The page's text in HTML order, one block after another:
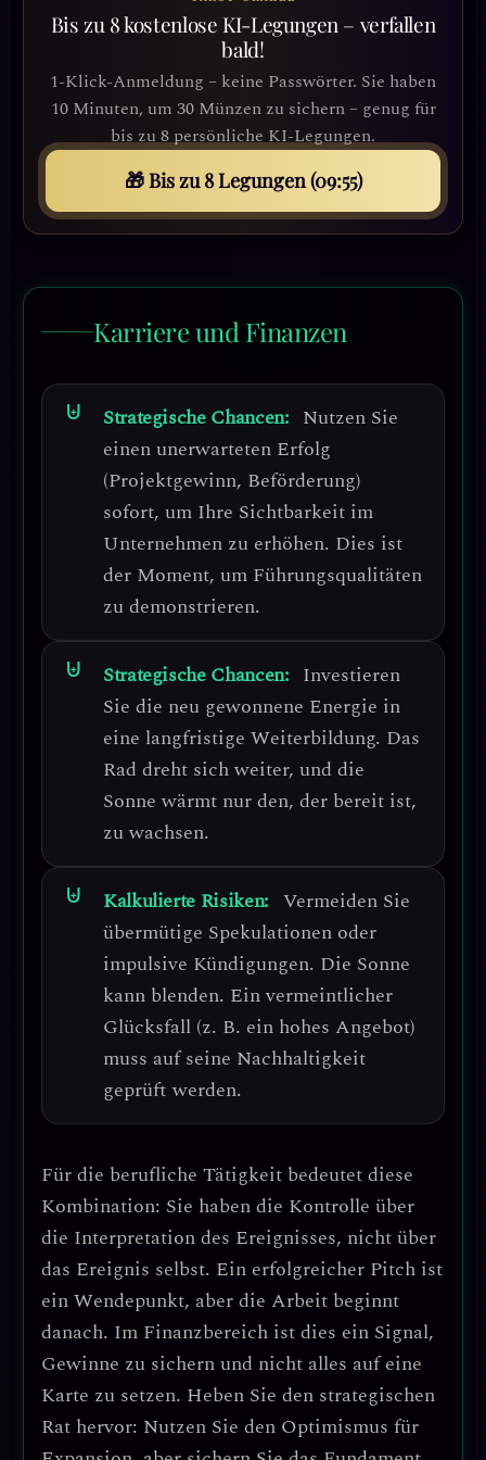
Bis zu 8 kostenlose KI-Legungen – verfallen
bald!
1-Klick-Anmeldung – keine Passwörter. Sie haben
10 Minuten, um 30 Münzen zu sichern – genug für
bis zu 8 persönliche KI-Legungen.
🎁 Bis zu 8 Legungen (09:52)
Karriere und Finanzen
Strategische Chancen: Nutzen Sie
einen unerwarteten Erfolg
(Projektgewinn, Beförderung)
sofort, um Ihre Sichtbarkeit im
Unternehmen zu erhöhen. Dies ist
der Moment, um Führungsqualitäten
zu demonstrieren.
Strategische Chancen: Investieren
Sie die neu gewonnene Energie in
eine langfristige Weiterbildung. Das
Rad dreht sich weiter, und die
Sonne wärmt nur den, der bereit ist,
zu wachsen.
Kalkulierte Risiken: Vermeiden Sie
übermütige Spekulationen oder
impulsive Kündigungen. Die Sonne
kann blenden. Ein vermeintlicher
Glücksfall (z. B. ein hohes Angebot)
muss auf seine Nachhaltigkeit
geprüft werden.
Für die berufliche Tätigkeit bedeutet diese
Kombination: Sie haben die Kontrolle über
die Interpretation des Ereignisses, nicht über
das Ereignis selbst. Ein erfolgreicher Pitch ist
ein Wendepunkt, aber die Arbeit beginnt
danach. Im Finanzbereich ist dies ein Signal,
Gewinne zu sichern und nicht alles auf eine
Karte zu setzen. Heben Sie den strategischen
Rat hervor: Nutzen Sie den Optimismus für